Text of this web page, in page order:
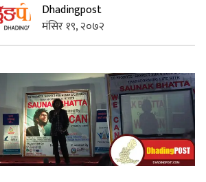
Dhadingpost
मंसिर १९, २०७२